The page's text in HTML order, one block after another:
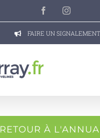
FacebookInstagram
FAIRE UN SIGNALEMENT
RETOUR À